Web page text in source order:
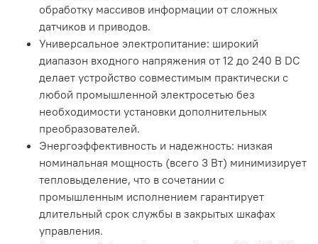
обработку массивов информации от сложных
датчиков и приводов.
Универсальное электропитание: широкий
диапазон входного напряжения от 12 до 240 В DC
делает устройство совместимым практически с
любой промышленной электросетью без
необходимости установки дополнительных
преобразователей.
Энергоэффективность и надежность: низкая
номинальная мощность (всего 3 Вт) минимизирует
тепловыделение, что в сочетании с
промышленным исполнением гарантирует
длительный срок службы в закрытых шкафах
управления.